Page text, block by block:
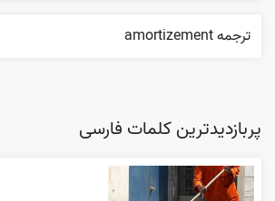
ترجمه amortizement
پربازدیدترین کلمات فارسی